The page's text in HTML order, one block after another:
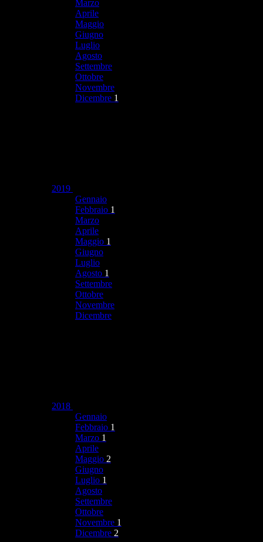
Marzo
Aprile
Maggio
Giugno
Luglio
Agosto
Settembre
Ottobre
Novembre
Dicembre 1
2019
Gennaio
Febbraio 1
Marzo
Aprile
Maggio 1
Giugno
Luglio
Agosto 1
Settembre
Ottobre
Novembre
Dicembre
2018
Gennaio
Febbraio 1
Marzo 1
Aprile
Maggio 2
Giugno
Luglio 1
Agosto
Settembre
Ottobre
Novembre 1
Dicembre 2